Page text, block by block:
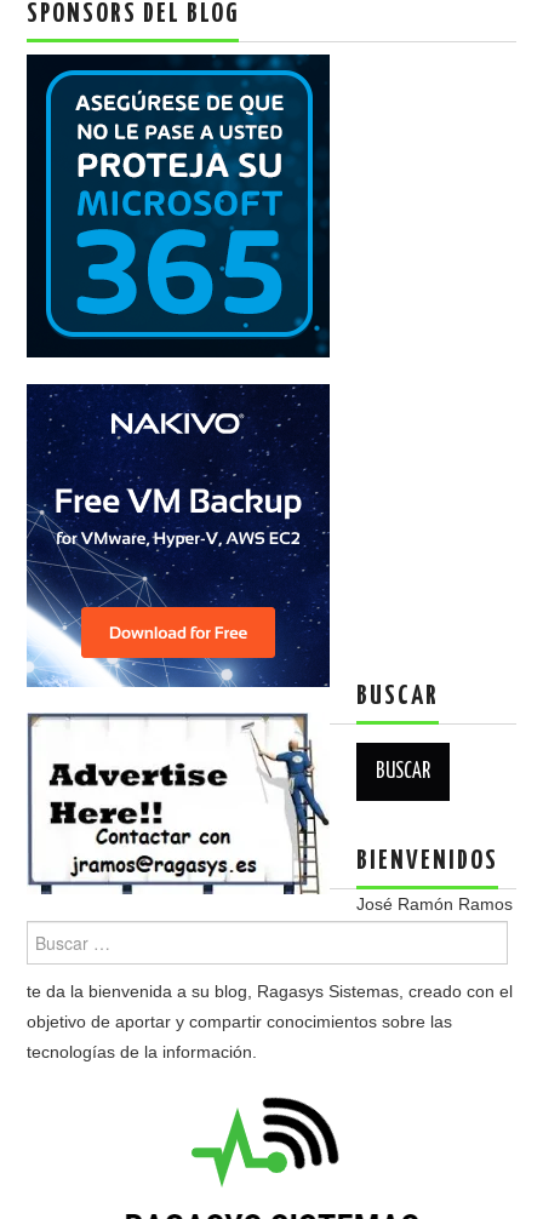
SPONSORS DEL BLOG
BUSCAR
BIENVENIDOS
José Ramón Ramos
te da la bienvenida a su blog, Ragasys Sistemas, creado con el
objetivo de aportar y compartir conocimientos sobre las
tecnologías de la información.